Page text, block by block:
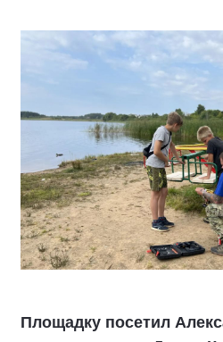
Площадку посетил